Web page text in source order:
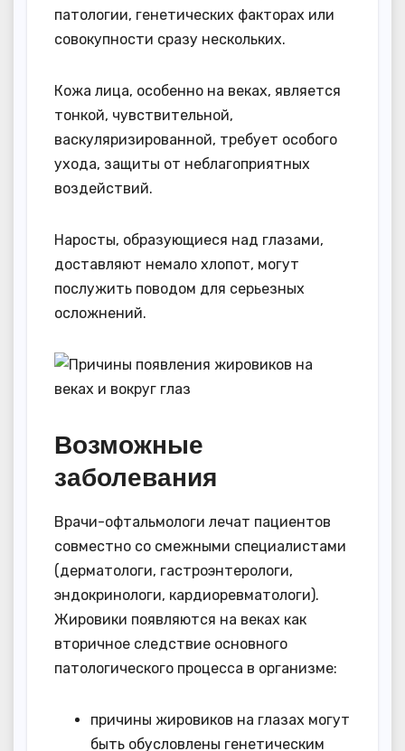
патологии, генетических факторах или
совокупности сразу нескольких.
Кожа лица, особенно на веках, является
тонкой, чувствительной,
васкуляризированной, требует особого
ухода, защиты от неблагоприятных
воздействий.
Наросты, образующиеся над глазами,
доставляют немало хлопот, могут
послужить поводом для серьезных
осложнений.
Возможные
заболевания
Врачи-офтальмологи лечат пациентов
совместно со смежными специалистами
(дерматологи, гастроэнтерологи,
эндокринологи, кардиоревматологи).
Жировики появляются на веках как
вторичное следствие основного
патологического процесса в организме:
причины жировиков на глазах могут
быть обусловлены генетическим